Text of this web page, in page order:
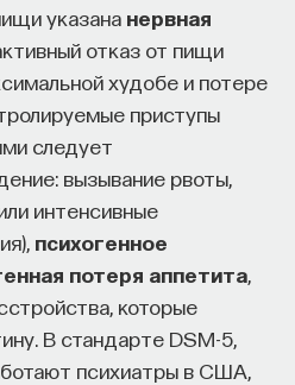
указана нервная
отказ от пищи
худобе и потере
приступы
следует
вызывание рвоты,
интенсивные
психогенное
потеря аппетита
которые
В стандарте DSM-5,
психиатры в США,